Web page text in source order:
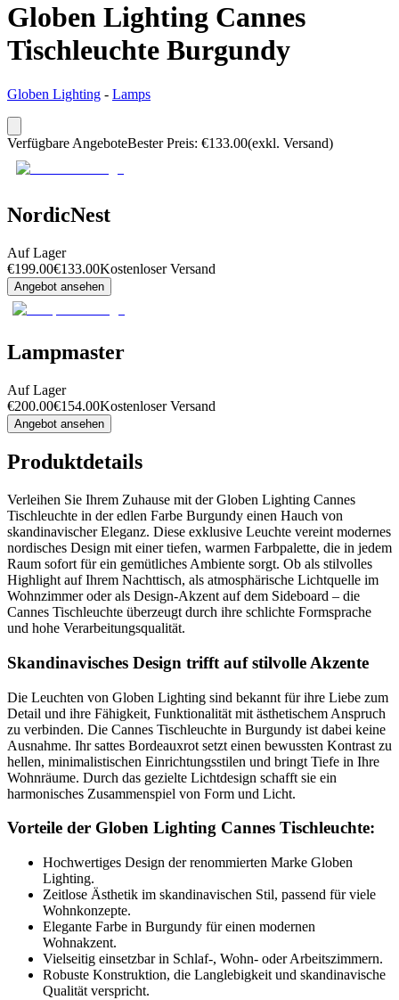
Globen Lighting Cannes
Tischleuchte Burgundy
Globen Lighting - Lamps
Verfügbare AngeboteBester Preis: €133.00(exkl. Versand)
NordicNest
Auf Lager
€199.00€133.00Kostenloser Versand
Angebot ansehen
Lampmaster
Auf Lager
€200.00€154.00Kostenloser Versand
Angebot ansehen
Produktdetails
Verleihen Sie Ihrem Zuhause mit der Globen Lighting Cannes
Tischleuchte in der edlen Farbe Burgundy einen Hauch von
skandinavischer Eleganz. Diese exklusive Leuchte vereint modernes
nordisches Design mit einer tiefen, warmen Farbpalette, die in jedem
Raum sofort für ein gemütliches Ambiente sorgt. Ob als stilvolles
Highlight auf Ihrem Nachttisch, als atmosphärische Lichtquelle im
Wohnzimmer oder als Design-Akzent auf dem Sideboard – die
Cannes Tischleuchte überzeugt durch ihre schlichte Formsprache
und hohe Verarbeitungsqualität.
Skandinavisches Design trifft auf stilvolle Akzente
Die Leuchten von Globen Lighting sind bekannt für ihre Liebe zum
Detail und ihre Fähigkeit, Funktionalität mit ästhetischem Anspruch
zu verbinden. Die Cannes Tischleuchte in Burgundy ist dabei keine
Ausnahme. Ihr sattes Bordeauxrot setzt einen bewussten Kontrast zu
hellen, minimalistischen Einrichtungsstilen und bringt Tiefe in Ihre
Wohnräume. Durch das gezielte Lichtdesign schafft sie ein
harmonisches Zusammenspiel von Form und Licht.
Vorteile der Globen Lighting Cannes Tischleuchte:
Hochwertiges Design der renommierten Marke Globen
Lighting.
Zeitlose Ästhetik im skandinavischen Stil, passend für viele
Wohnkonzepte.
Elegante Farbe in Burgundy für einen modernen
Wohnakzent.
Vielseitig einsetzbar in Schlaf-, Wohn- oder Arbeitszimmern.
Robuste Konstruktion, die Langlebigkeit und skandinavische
Qualität verspricht.